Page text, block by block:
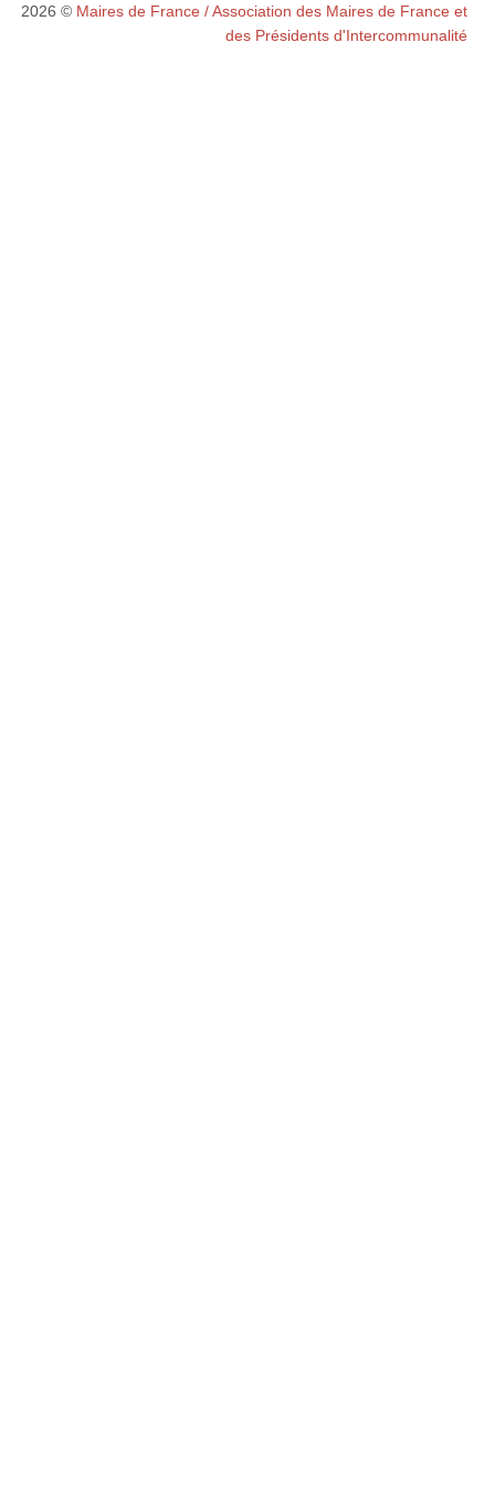
2026 © Maires de France / Association des Maires de France et
des Présidents d'Intercommunalité